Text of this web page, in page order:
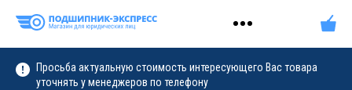
Просьба актуальную стоимость интересующего Вас товара
уточнять у менеджеров по телефону